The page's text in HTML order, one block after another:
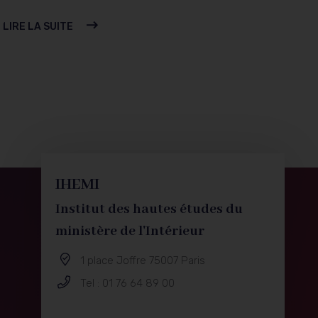
LIRE LA SUITE
IHEMI
Institut des hautes études du
ministère de l'Intérieur
1 place Joffre 75007 Paris
Tel : 01 76 64 89 00